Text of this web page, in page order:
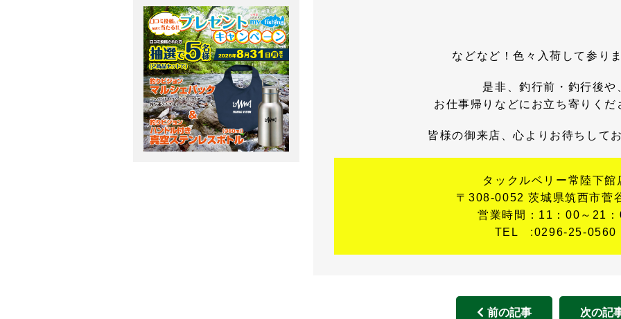
などなど！色々入荷して参りま
是非、釣行前・釣行後や
お仕事帰りなどにお立ち寄りくだ
皆様の御来店、心よりお待ちして
タックルベリー常陸下館
〒308-0052 茨城県筑西市菅
営業時間：11：00～21：
TEL :0296-25-0560
前の記事 次の記